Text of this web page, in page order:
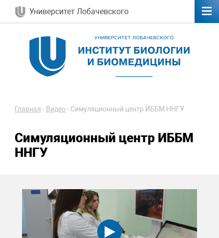
Университет Лобачевского
Главная - Видео - Симуляционный центр ИББМ ННГУ
Симуляционный центр ИББМ
ННГУ